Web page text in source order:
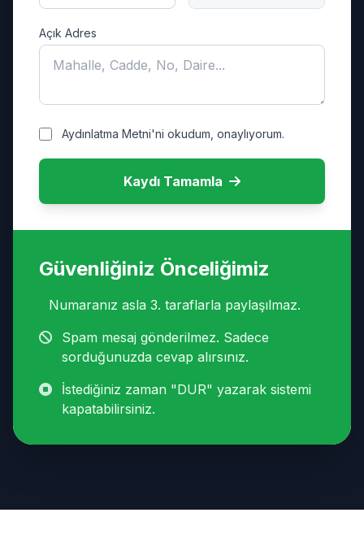
Açık Adres
Aydınlatma Metni'ni okudum, onaylıyorum.
Kaydı Tamamla
Güvenliğiniz Önceliğimiz
Numaranız asla 3. taraflarla paylaşılmaz.
Spam mesaj gönderilmez. Sadece
sorduğunuzda cevap alırsınız.
İstediğiniz zaman "DUR" yazarak sistemi
kapatabilirsiniz.